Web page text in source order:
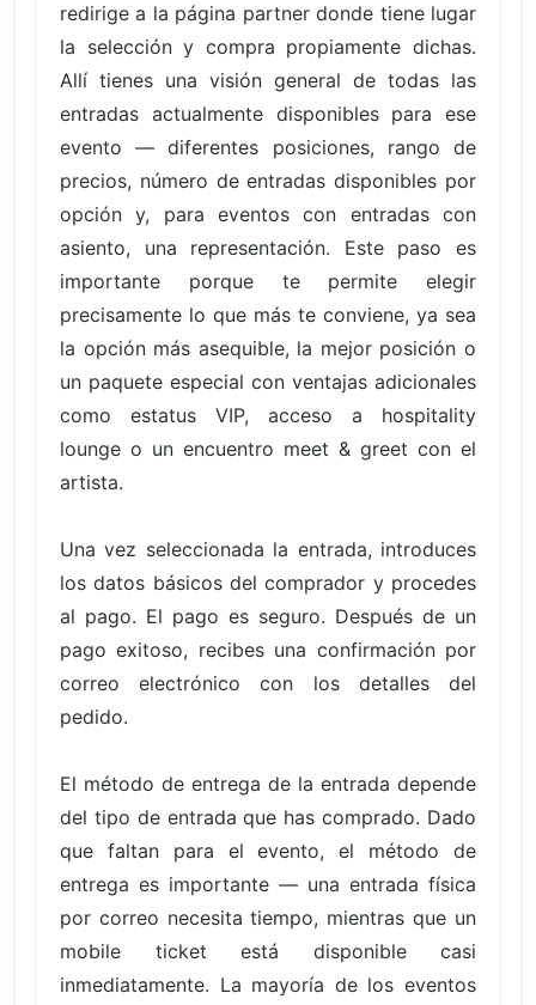
redirige a la página partner donde tiene lugar
la selección y compra propiamente dichas.
Allí tienes una visión general de todas las
entradas actualmente disponibles para ese
evento — diferentes posiciones, rango de
precios, número de entradas disponibles por
opción y, para eventos con entradas con
asiento, una representación. Este paso es
importante porque te permite elegir
precisamente lo que más te conviene, ya sea
la opción más asequible, la mejor posición o
un paquete especial con ventajas adicionales
como estatus VIP, acceso a hospitality
lounge o un encuentro meet & greet con el
artista.
Una vez seleccionada la entrada, introduces
los datos básicos del comprador y procedes
al pago. El pago es seguro. Después de un
pago exitoso, recibes una confirmación por
correo electrónico con los detalles del
pedido.
El método de entrega de la entrada depende
del tipo de entrada que has comprado. Dado
que faltan para el evento, el método de
entrega es importante — una entrada física
por correo necesita tiempo, mientras que un
mobile ticket está disponible casi
inmediatamente. La mayoría de los eventos